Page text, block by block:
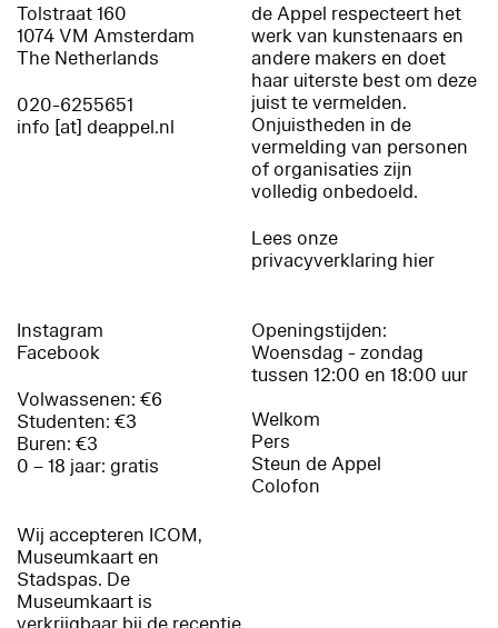
Tolstraat 160
1074 VM Amsterdam
The Netherlands
020-6255651
info [at] deappel.nl
de Appel respecteert het
werk van kunstenaars en
andere makers en doet
haar uiterste best om deze
juist te vermelden.
Onjuistheden in de
vermelding van personen
of organisaties zijn
volledig onbedoeld.
Lees onze
privacyverklaring hier
Instagram
Facebook
Volwassenen: €6
Studenten: €3
Buren: €3
0 – 18 jaar: gratis
Wij accepteren ICOM,
Museumkaart en
Stadspas. De
Museumkaart is
Openingstijden:
Woensdag - zondag
tussen 12:00 en 18:00 uur
Welkom
Pers
Steun de Appel
Colofon